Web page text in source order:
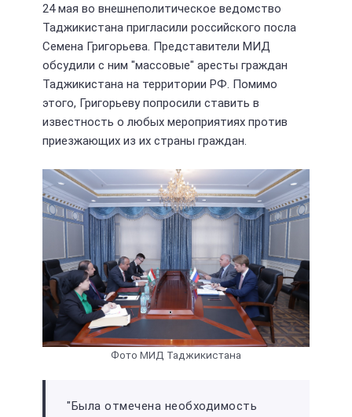
24 мая во внешнеполитическое ведомство
Таджикистана пригласили российского посла
Семена Григорьева. Представители МИД
обсудили с ним "массовые" аресты граждан
Таджикистана на территории РФ. Помимо
этого, Григорьеву попросили ставить в
известность о любых мероприятиях против
приезжающих из их страны граждан.
Фото МИД Таджикистана
"Была отмечена необходимость